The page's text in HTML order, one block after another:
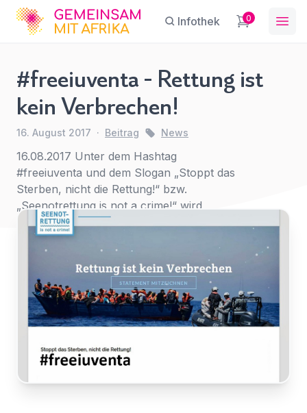
GFA Infothek 0
#freeiuventa - Rettung ist
kein Verbrechen!
16. August 2017 · Beitrag News
16.08.2017 Unter dem Hashtag
#freeiuventa und dem Slogan „Stoppt das
Sterben, nicht die Rettung!“ bzw.
„Seenotrettung is not a crime!“ wird
gegenwärtig um Unterstützung gebeten.
Sie haben eine Frage?
E-Mail*
Nachricht
#freeiuventa
- Rettung ist
kein
Verbrechen!
News
den
Zugriff
anmelden
Ein Konto erstellen
First Name *
Last Name *
E-Mail-Adresse
Wählen Sie Ihr Land...
Abonnieren Sie unseren Newsletter
regelmäßige Updates.